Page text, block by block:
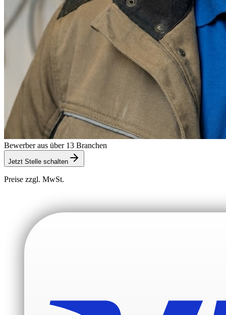
Bewerber aus über 13 Branchen
Jetzt Stelle schalten
Preise zzgl. MwSt.